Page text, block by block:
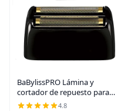
BaBylissPRO Lámina y
cortador de repuesto para
máquinas de afeitar MetalFX
4.8